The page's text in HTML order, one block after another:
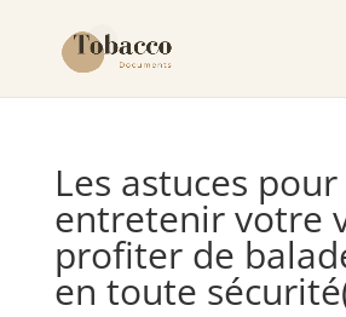
Les astuces pour
entretenir votre
profiter de
en toute